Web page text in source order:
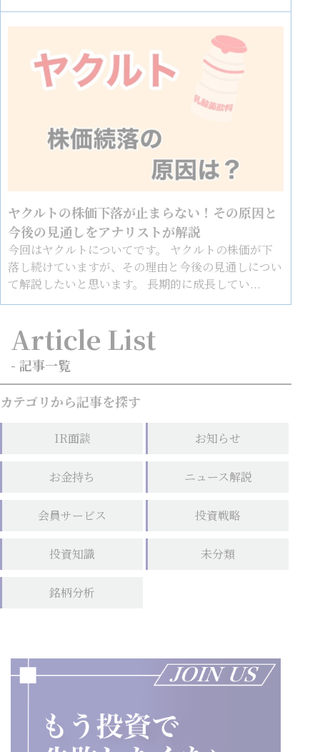
ヤクルトの株価下落が止まらない！その原因と
今後の見通しをアナリストが解説
今回はヤクルトについてです。 ヤクルトの株価が下
落し続けていますが、その理由と今後の見通しについ
て解説したいと思います。 長期的に成長してい...
Article List
- 記事一覧
カテゴリから記事を探す
IR面談 お知らせ
お金持ち ニュース解説
会員サービス 投資戦略
投資知識 未分類
銘柄分析